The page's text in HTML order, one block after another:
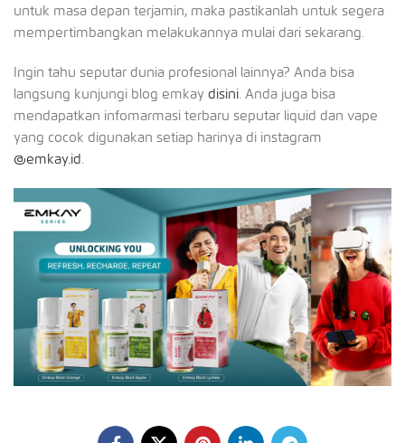
untuk masa depan terjamin, maka pastikanlah untuk segera
mempertimbangkan melakukannya mulai dari sekarang.
Ingin tahu seputar dunia profesional lainnya? Anda bisa
langsung kunjungi blog emkay disini. Anda juga bisa
mendapatkan infomarmasi terbaru seputar liquid dan vape
yang cocok digunakan setiap harinya di instagram
@emkay.id.